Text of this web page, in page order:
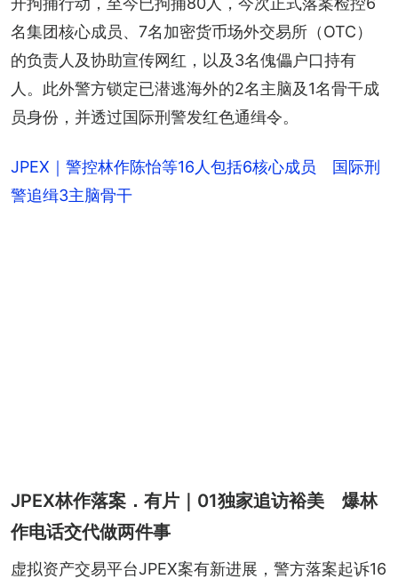
名集团核心成员、7名加密货币场外交易所（OTC）
的负责人及协助宣传网红，以及3名傀儡户口持有
人。此外警方锁定已潜逃海外的2名主脑及1名骨干成
员身份，并透过国际刑警发红色通缉令。
JPEX｜警控林作陈怡等16人包括6核心成员 国际刑
警追缉3主脑骨干
JPEX林作落案．有片｜01独家追访裕美 爆林
作电话交代做两件事
虚拟资产交易平台JPEX案有新进展，警方落案起诉16